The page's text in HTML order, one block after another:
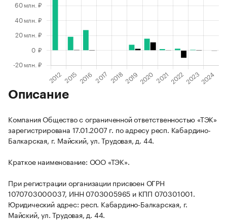
Описание
Компания Общество с ограниченной ответственностью «ТЭК»
зарегистрирована 17.01.2007 г. по адресу респ. Кабардино-
Балкарская, г. Майский, ул. Трудовая, д. 44.
Краткое наименование: ООО «ТЭК».
При регистрации организации присвоен ОГРН
1070703000037, ИНН 0703005965 и КПП 070301001.
Юридический адрес: респ. Кабардино-Балкарская, г.
Майский, ул. Трудовая, д. 44.